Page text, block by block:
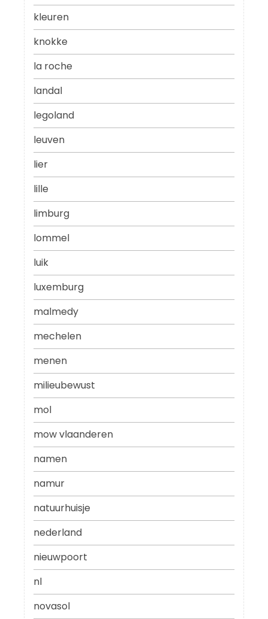
kleuren
knokke
la roche
landal
legoland
leuven
lier
lille
limburg
lommel
luik
luxemburg
malmedy
mechelen
menen
milieubewust
mol
mow vlaanderen
namen
namur
natuurhuisje
nederland
nieuwpoort
nl
novasol